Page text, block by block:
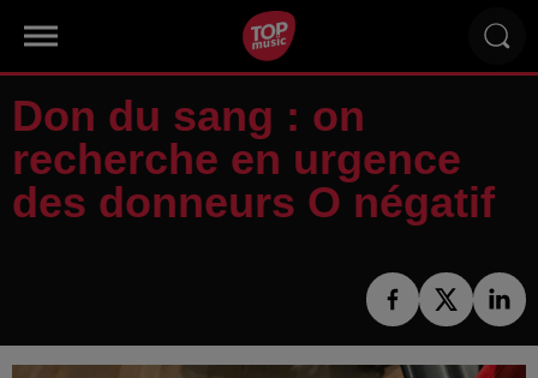
Don du sang : on
recherche en urgence
des donneurs O négatif